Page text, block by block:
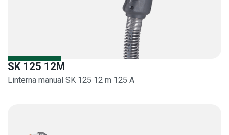
SK 125 12M
Linterna manual SK 125 12 m 125 A